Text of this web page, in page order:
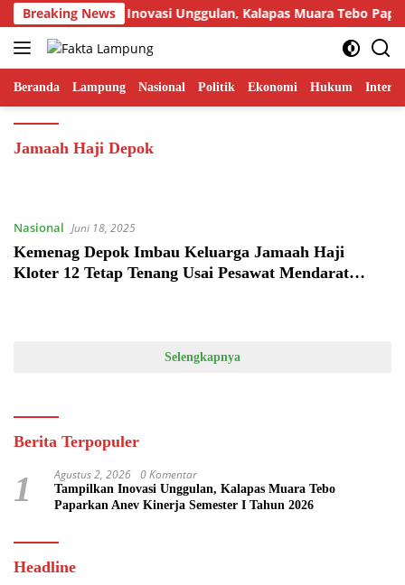
Langsung
ke
konten
Breaking News
Tampilkan Inovasi Unggulan, Kalapas Muara Tebo
Beranda Lampung Nasional Politik Ekonomi Hukum
Jamaah Haji Depok
Nasional Juni 18, 2025
Kemenag Depok Imbau Keluarga Jamaah Haji
Kloter 12 Tetap Tenang Usai Pesawat Mendarat
Selengkapnya
Berita Terpopuler
1 Agustus 2, 2026 0 Komentar
Tampilkan Inovasi Unggulan, Kalapas Muara Tebo
Paparkan Anev Kinerja Semester I Tahun 2026
Headline